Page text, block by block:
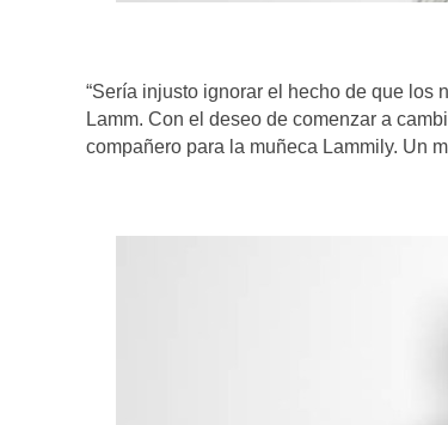
“Sería injusto ignorar el hecho de que los
Lamm. Con el deseo de comenzar a
compañero para la muñeca Lammily. Un